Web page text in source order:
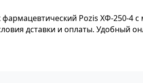
Pozis ХФ-250-4
дставки и оплаты. Удобный